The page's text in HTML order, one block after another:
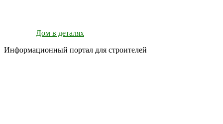
Дом в деталях
Информационный портал для строителей